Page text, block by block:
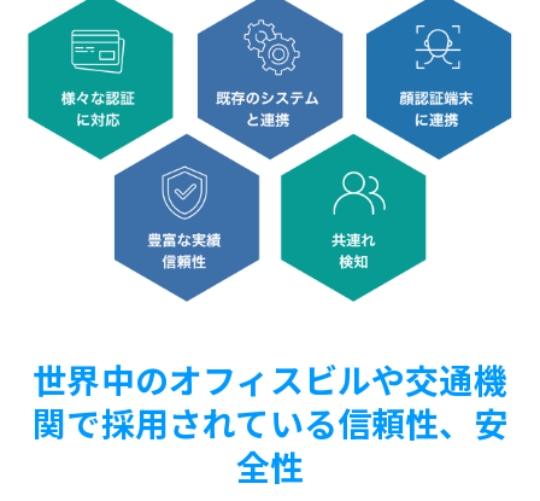
世界中のオフィスビルや交通機
関で採用されている信頼性、安
全性